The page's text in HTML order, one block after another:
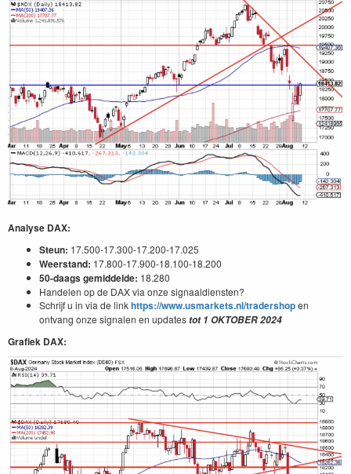
Analyse DAX:
Steun: 17.500-17.300-17.200-17.025
Weerstand: 17.800-17.900-18.100-18.200
50-daags gemiddelde: 18.280
Handelen op de DAX via onze signaaldiensten?
Schrijf u in via de linkhttps://www.usmarkets.nl/tradershopen
ontvang onze signalen en updatestot1 OKTOBER2024
Grafiek DAX: